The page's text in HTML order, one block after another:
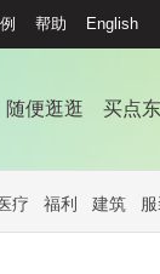
帮助 English
随便逛逛 买点
疗 福利 建筑